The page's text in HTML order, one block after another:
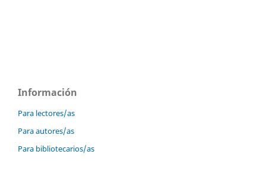
Información
Para lectores/as
Para autores/as
Para bibliotecarios/as